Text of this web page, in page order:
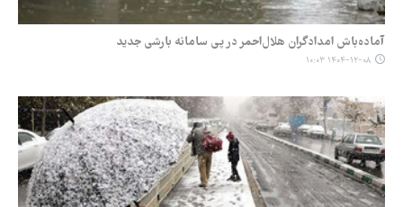
آماده‌باش امدادگران هلال‌احمر در پی سامانه بارشی جدید
۱۴۰۴-۱۲-۰۸ ۱۰:۰۳